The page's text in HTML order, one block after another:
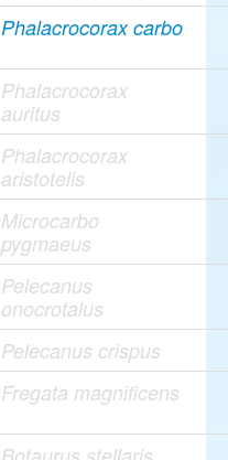
Phalacrocorax carbo
Phalacrocorax
auritus
Phalacrocorax
aristotelis
Microcarbo
pygmaeus
Pelecanus
onocrotalus
Pelecanus crispus
Fregata magnificens